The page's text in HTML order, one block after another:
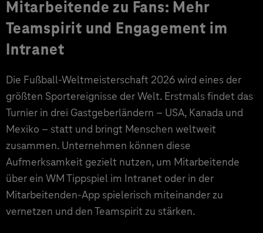
Mitarbeitende zu Fans: Mehr
Teamspirit und Engagement im
Intranet
Die Fußball-Weltmeisterschaft 2026 wird eines der
größten Sportereignisse der Welt. Erstmals findet das
Turnier in drei Gastgeberländern – USA, Kanada und
Mexiko – statt und bringt Menschen weltweit
zusammen. Unternehmen können diese
Aufmerksamkeit gezielt nutzen, um Mitarbeitende
über ein WM Tippspiel im Intranet oder in der
Mitarbeitenden-App spielerisch miteinander zu
vernetzen und den Teamspirit zu stärken.